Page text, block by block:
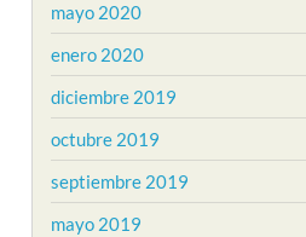
mayo 2020
enero 2020
diciembre 2019
octubre 2019
septiembre 2019
mayo 2019